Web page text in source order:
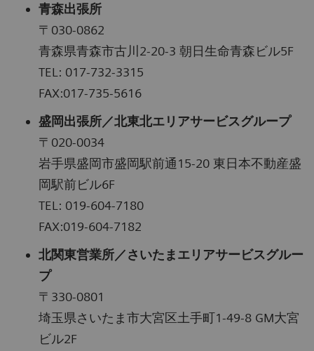
青森出張所
〒030-0862
青森県青森市古川2-20-3 朝日生命青森ビル5F
TEL: 017-732-3315
FAX:017-735-5616
盛岡出張所／北東北エリアサービスグループ
〒020-0034
岩手県盛岡市盛岡駅前通15-20 東日本不動産盛
岡駅前ビル6F
TEL: 019-604-7180
FAX:019-604-7182
北関東営業所／さいたまエリアサービスグルー
プ
〒330-0801
埼玉県さいたま市大宮区土手町1-49-8 GM大宮
ビル2F